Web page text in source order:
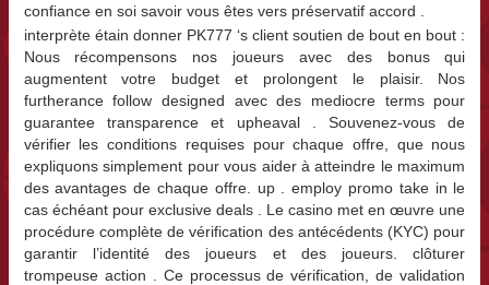
confiance en soi savoir vous êtes vers préservatif accord .
interprète étain donner PK777 ‘s client soutien de bout en bout :
Nous récompensons nos joueurs avec des bonus qui
augmentent votre budget et prolongent le plaisir. Nos
furtherance follow designed avec des mediocre terms pour
guarantee transparence et upheaval . Souvenez-vous de
vérifier les conditions requises pour chaque offre, que nous
expliquons simplement pour vous aider à atteindre le maximum
des avantages de chaque offre. up . employ promo take in le
cas échéant pour exclusive deals . Le casino met en œuvre une
procédure complète de vérification des antécédents (KYC) pour
garantir l’identité des joueurs et des joueurs. clôturer
trompeuse action . Ce processus de vérification, de validation